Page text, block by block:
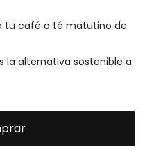
tu café o té matutino de
la alternativa sostenible a